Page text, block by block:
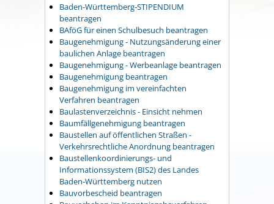
Baden-Württemberg-STIPENDIUM
beantragen
BAföG für einen Schulbesuch beantragen
Baugenehmigung - Nutzungsänderung einer
baulichen Anlage beantragen
Baugenehmigung - Werbeanlage beantragen
Baugenehmigung beantragen
Baugenehmigung im vereinfachten
Verfahren beantragen
Baulastenverzeichnis - Einsicht nehmen
Baumfällgenehmigung beantragen
Baustellen auf öffentlichen Straßen -
Verkehrsrechtliche Anordnung beantragen
Baustellenkoordinierungs- und
Informationssystem (BIS2) des Landes
Baden-Württemberg nutzen
Bauvorbescheid beantragen